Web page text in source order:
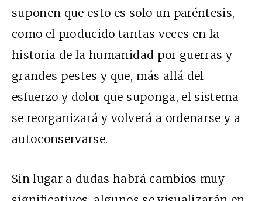
suponen que esto es solo un paréntesis,
como el producido tantas veces en la
historia de la humanidad por guerras y
grandes pestes y que, más allá del
esfuerzo y dolor que suponga, el sistema
se reorganizará y volverá a ordenarse y a
autoconservarse.
Sin lugar a dudas habrá cambios muy